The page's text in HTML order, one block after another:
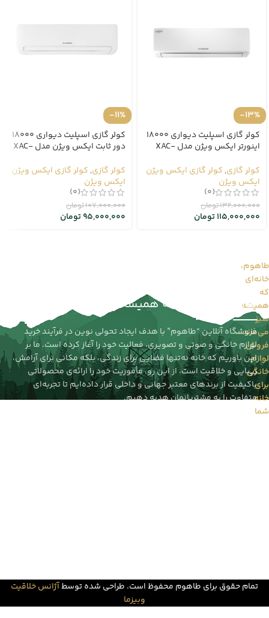
-13%
کولر گازی اسپلیت دیواری 18000
اینورتر ایکس ویژن مدل XAC-
کولر گازی, کولر گازی ایکس ویژن
ایکس ویژن
(0)
132,000,000تومان
115,000,000تومان
-11%
کولر گازی اسپلیت دیواری 18000
دور ثابت ایکس ویژن مدل XAC-
کولر گازی, کولر گازی ایکس ویژن
ایکس ویژن
(0)
107,000,000تومان
95,000,000تومان
طاهوم،
خانه‌ای
که
همیشه
سبز
می‌ماند...
فروش
لوازم
خانگی
برای
خانه
شما
طاهوم را بیشتر بشناسید...
طاهوم | خانه‌ای که همیشه سبز می‌ماند
فروشگاه آنلاین “طاهوم” با هدف ایجاد تحولی نوین در فرآیند خرید
لوازم خانگی و صوتی و تصویری، فعالیت خود را آغاز کرده است. ما بر
این باوریم که خانه نه‌تنها فضایی برای زندگی، بلکه مکانی برای آرامش،
زیبایی و خلاقیت است. از این رو، مأموریت خود را ارائه‌ی محصولاتی
باکیفیت از برندهای معتبر جهانی و داخلی قرار داده‌ایم تا تجربه‌ای
متفاوت را به مشتریانمان هدیه دهیم.
تمام حقوق برای طاهوم محفوظ است. طراحی شده توسطآژانس خلاقیت
وبیزما